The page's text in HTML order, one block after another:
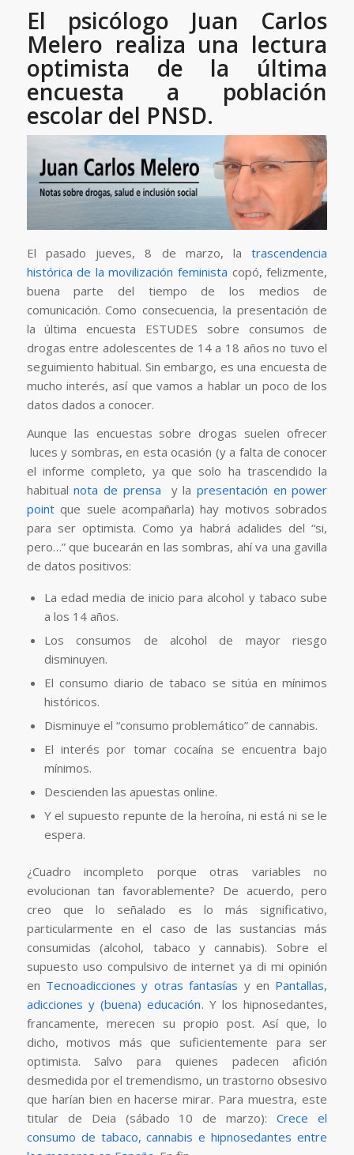
El psicólogo Juan Carlos
Melero realiza una lectura
optimista de la última
encuesta a población
escolar del PNSD.
El pasado jueves, 8 de marzo, latrascendencia
histórica de la movilización feminista copó, felizmente,
buena parte del tiempo de los medios de
comunicación. Como consecuencia, la presentación de
la última encuesta ESTUDES sobre consumos de
drogas entre adolescentes de 14 a 18 años no tuvo el
seguimiento habitual. Sin embargo, es una encuesta de
mucho interés, así que vamos a hablar un poco de los
datos dados a conocer.
Aunque las encuestas sobre drogas suelen ofrecer
luces y sombras, en esta ocasión (y a falta de conocer
el informe completo, ya que solo ha trascendido la
habitualnota de prensa y lapresentación en power
pointque suele acompañarla) hay motivos sobrados
para ser optimista. Como ya habrá adalides del “si,
pero…” que bucearán en las sombras, ahí va una gavilla
de datos positivos:
La edad media de inicio para alcohol y tabaco sube
a los 14 años.
Los consumos de alcohol de mayor riesgo
disminuyen.
El consumo diario de tabaco se sitúa en mínimos
históricos.
Disminuye el “consumo problemático” de cannabis.
El interés por tomar cocaína se encuentra bajo
mínimos.
Descienden las apuestas online.
Y el supuesto repunte de la heroína, ni está ni se le
espera.
¿Cuadro incompleto porque otras variables no
evolucionan tan favorablemente? De acuerdo, pero
creo que lo señalado es lo más significativo,
particularmente en el caso de las sustancias más
consumidas (alcohol, tabaco y cannabis). Sobre el
supuesto uso compulsivo de internet ya di mi opinión
en Tecnoadicciones y otras fantasías y en Pantallas,
adicciones y (buena) educación. Y los hipnosedantes,
francamente, merecen su propio post. Así que, lo
dicho, motivos más que suficientemente para ser
optimista. Salvo para quienes padecen afición
desmedida por el tremendismo, un trastorno obsesivo
que harían bien en hacerse mirar. Para muestra, este
titular de Deia (sábado 10 de marzo):Crece el
consumo de tabaco, cannabis e hipnosedantes entre